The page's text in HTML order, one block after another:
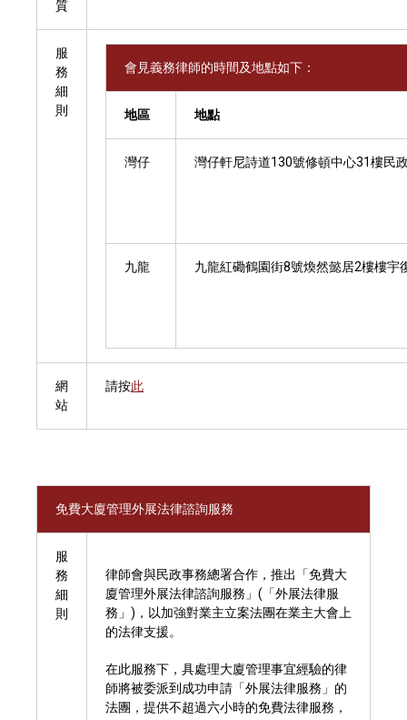
質
服
務
細
則
會見義務律師的時間及地點如下：
地區 地點
灣仔 灣仔軒尼詩道130號修頓中心31樓民
九龍 九龍紅磡鶴園街8號煥然懿居2樓樓宇
網
站
請按此
免費大廈管理外展法律諮詢服務
服
務
細
則
律師會與民政事務總署合作，推出「免費大
廈管理外展法律諮詢服務」(「外展法律服
務」)，以加強對業主立案法團在業主大會上
的法律支援。
在此服務下，具處理大廈管理事宜經驗的律
師將被委派到成功申請「外展法律服務」的
法團，提供不超過六小時的免費法律服務，